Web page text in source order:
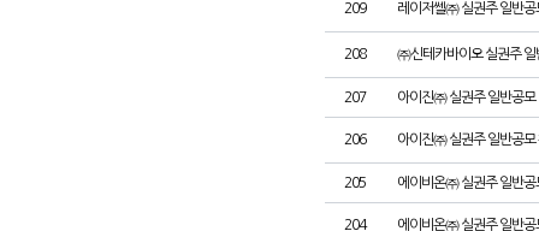
209 레이저쎌㈜ 실권주 일반공
208 ㈜신테카바이오 실권주 일
207 아이진㈜ 실권주 일반공모
206 아이진㈜ 실권주 일반공모
205 에이비온㈜ 실권주 일반공
204 에이비온㈜ 실권주 일반공